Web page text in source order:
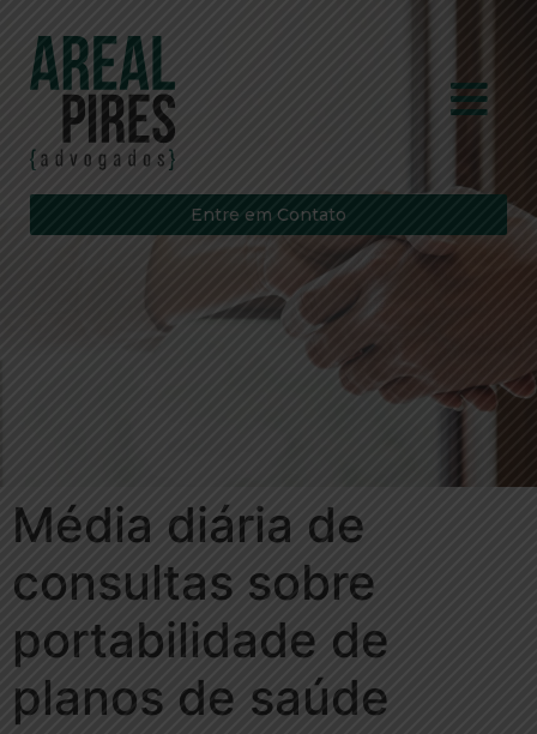
Entre em Contato
Média diária de
consultas sobre
portabilidade de
planos de saúde